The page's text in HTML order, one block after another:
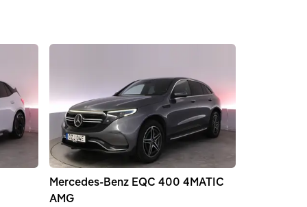
Mercedes-Benz EQC 400 4MATIC
AMG